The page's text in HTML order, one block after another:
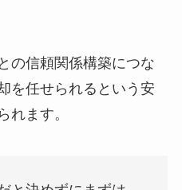
の信頼関係構築につな
を任せられるという安
れます。